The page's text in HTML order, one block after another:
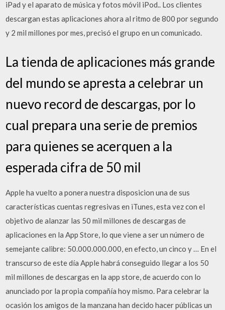
iPad y el aparato de música y fotos móvil iPod.. Los clientes
descargan estas aplicaciones ahora al ritmo de 800 por segundo
y 2 mil millones por mes, precisó el grupo en un comunicado.
La tienda de aplicaciones más grande
del mundo se apresta a celebrar un
nuevo record de descargas, por lo
cual prepara una serie de premios
para quienes se acerquen a la
esperada cifra de 50 mil
Apple ha vuelto a ponera nuestra disposicion una de sus
características cuentas regresivas en iTunes, esta vez con el
objetivo de alanzar las 50 mil millones de descargas de
aplicaciones en la App Store, lo que viene a ser un número de
semejante calibre: 50.000.000.000, en efecto, un cinco y … En el
transcurso de este día Apple habrá conseguido llegar a los 50
mil millones de descargas en la app store, de acuerdo con lo
anunciado por la propia compañía hoy mismo. Para celebrar la
ocasión los amigos de la manzana han decido hacer públicas un